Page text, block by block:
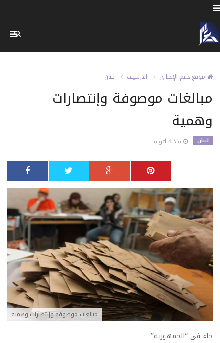
موقع دعم الإخباري الارشيف لبنان
مبالغات موصوفة وإنتصارات
وهمية
لبنان منذ 4 أعوام
مبالغات موصوفة وإنتصارات وهمية
جاء في “الجمهورية”: